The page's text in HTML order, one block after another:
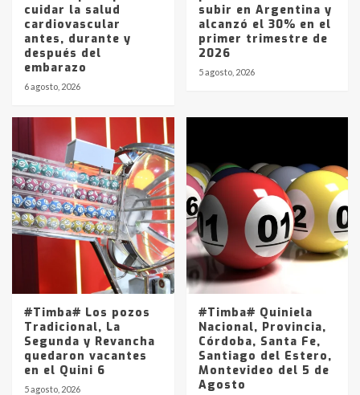
cuidar la salud
cardiovascular
antes, durante y
después del
embarazo
6 agosto, 2026
subir en Argentina y
alcanzó el 30% en el
primer trimestre de
2026
5 agosto, 2026
#Timba# Los pozos
Tradicional, La
Segunda y Revancha
quedaron vacantes
en el Quini 6
5 agosto, 2026
#Timba# Quiniela
Nacional, Provincia,
Córdoba, Santa Fe,
Santiago del Estero,
Montevideo del 5 de
Agosto